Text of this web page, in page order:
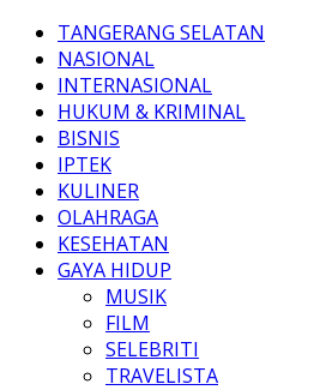
TANGERANG SELATAN
NASIONAL
INTERNASIONAL
HUKUM & KRIMINAL
BISNIS
IPTEK
KULINER
OLAHRAGA
KESEHATAN
GAYA HIDUP
MUSIK
FILM
SELEBRITI
TRAVELISTA